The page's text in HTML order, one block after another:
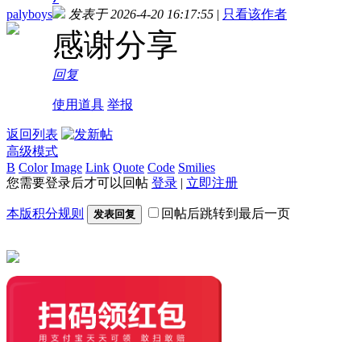
palyboys 发表于 2026-4-20 16:17:55 | 只看该作者
感谢分享
回复
使用道具 举报
返回列表
高级模式
B Color Image Link Quote Code Smilies
您需要登录后才可以回帖 登录 | 立即注册
本版积分规则 发表回复 回帖后跳转到最后一页